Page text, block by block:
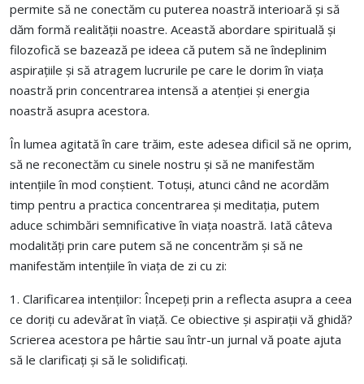
permite să ne conectăm cu puterea noastră interioară și să
dăm formă realității noastre. Această abordare spirituală și
filozofică se bazează pe ideea că putem să ne îndeplinim
aspirațiile și să atragem lucrurile pe care le dorim în viața
noastră prin concentrarea intensă a atenției și energia
noastră asupra acestora.
În lumea agitată în care trăim, este adesea dificil să ne oprim,
să ne reconectăm cu sinele nostru și să ne manifestăm
intențiile în mod conștient. Totuși, atunci când ne acordăm
timp pentru a practica concentrarea și meditația, putem
aduce schimbări semnificative în viața noastră. Iată câteva
modalități prin care putem să ne concentrăm și să ne
manifestăm intențiile în viața de zi cu zi:
1. Clarificarea intențiilor: Începeți prin a reflecta asupra a ceea
ce doriți cu adevărat în viață. Ce obiective și aspirații vă ghidă?
Scrierea acestora pe hârtie sau într-un jurnal vă poate ajuta
să le clarificați și să le solidificați.